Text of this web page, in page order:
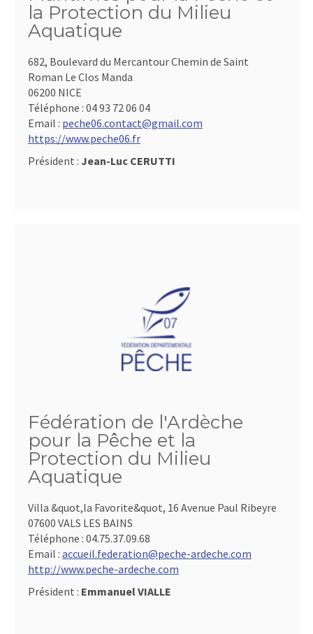
la Protection du Milieu
Aquatique
682, Boulevard du Mercantour Chemin de Saint
Roman Le Clos Manda
06200 NICE
Téléphone : 04 93 72 06 04
Email : peche06.contact@gmail.com
https://www.peche06.fr
Président : Jean-Luc CERUTTI
Fédération de l'Ardèche
pour la Pêche et la
Protection du Milieu
Aquatique
Villa &quot,la Favorite&quot, 16 Avenue Paul Ribeyre
07600 VALS LES BAINS
Téléphone : 04.75.37.09.68
Email : accueil.federation@peche-ardeche.com
http://www.peche-ardeche.com
Président : Emmanuel VIALLE